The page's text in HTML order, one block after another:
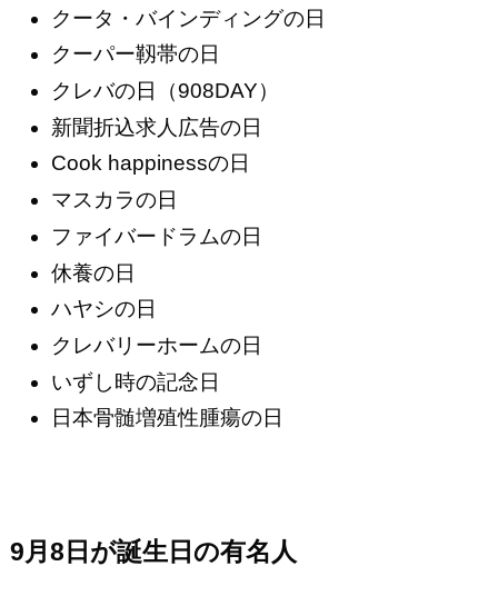
クータ・バインディングの日
クーパー靱帯の日
クレバの日（908DAY）
新聞折込求人広告の日
Cook happinessの日
マスカラの日
ファイバードラムの日
休養の日
ハヤシの日
クレバリーホームの日
いずし時の記念日
日本骨髄増殖性腫瘍の日
9月8日が誕生日の有名人